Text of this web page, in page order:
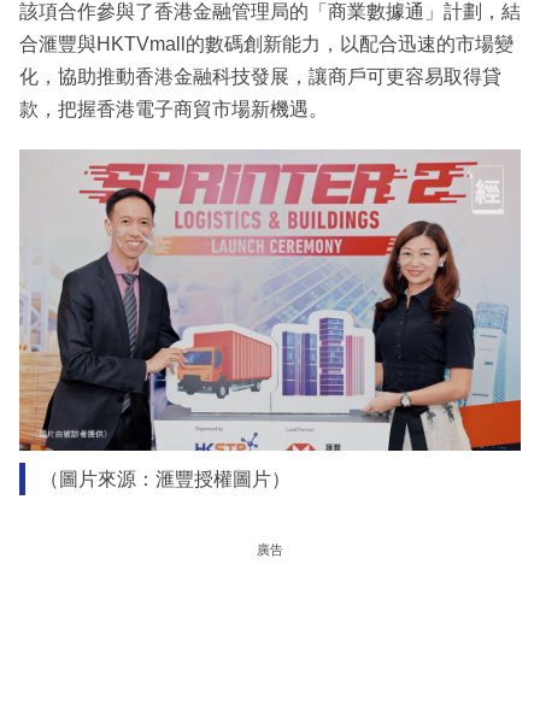
該項合作參與了香港金融管理局的「商業數據通」計劃，結
合滙豐與HKTVmall的數碼創新能力，以配合迅速的市場變
化，協助推動香港金融科技發展，讓商戶可更容易取得貸
款，把握香港電子商貿市場新機遇。
（圖片來源：滙豐授權圖片）
廣告